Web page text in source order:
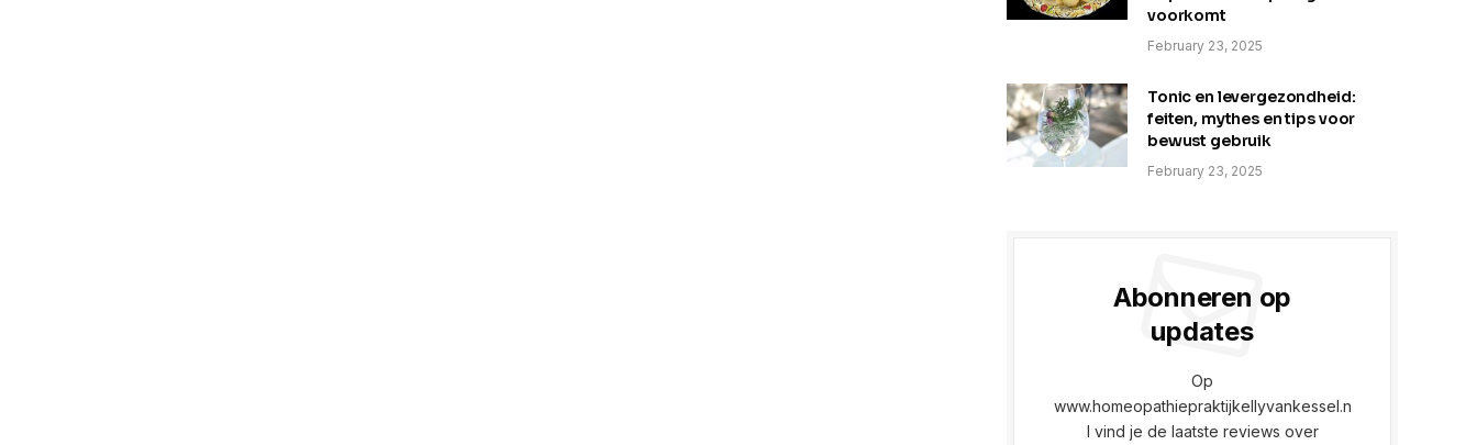
voorkomt
February 23, 2025
Tonic en levergezondheid:
feiten, mythes en tips voor
bewust gebruik
February 23, 2025
Abonneren op
updates
Op
www.homeopathiepraktijkellyvankessel.n
l vind je de laatste reviews over